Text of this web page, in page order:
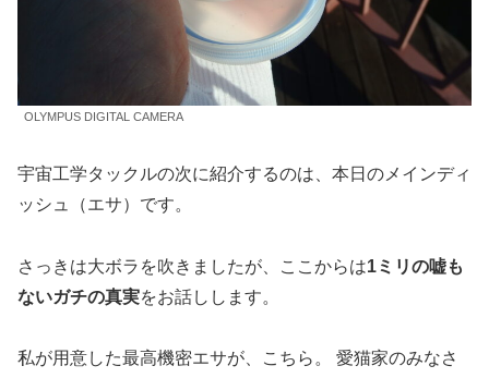
OLYMPUS DIGITAL CAMERA
宇宙工学タックルの次に紹介するのは、本日のメインディ
ッシュ（エサ）です。
さっきは大ボラを吹きましたが、ここからは1ミリの嘘も
ないガチの真実をお話しします。
私が用意した最高機密エサが、こちら。 愛猫家のみなさ